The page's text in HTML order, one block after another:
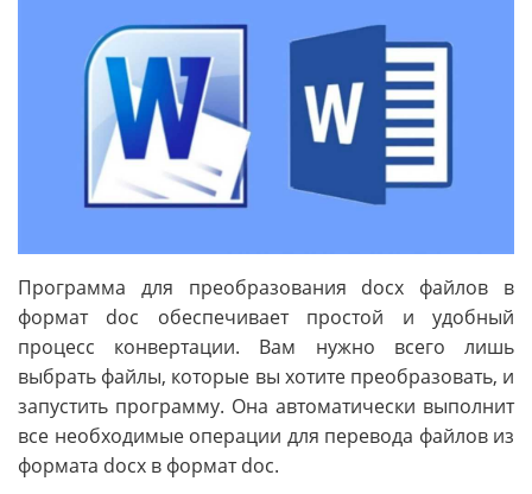
Программа для преобразования docx файлов в
формат doc обеспечивает простой и удобный
процесс конвертации. Вам нужно всего лишь
выбрать файлы, которые вы хотите преобразовать, и
запустить программу. Она автоматически выполнит
все необходимые операции для перевода файлов из
формата docx в формат doc.